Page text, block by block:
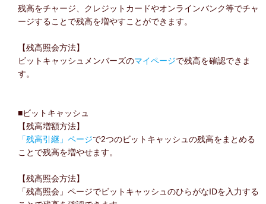
残高をチャージ、クレジットカードやオンラインバンク等でチャ
ージすることで残高を増やすことができます。
【残高照会方法】
ビットキャッシュメンバーズのマイページで残高を確認できま
す。
■ビットキャッシュ
【残高増額方法】
「残高引継」ページで2つのビットキャッシュの残高をまとめる
ことで残高を増やせます。
【残高照会方法】
「残高照会」ページでビットキャッシュのひらがなIDを入力する